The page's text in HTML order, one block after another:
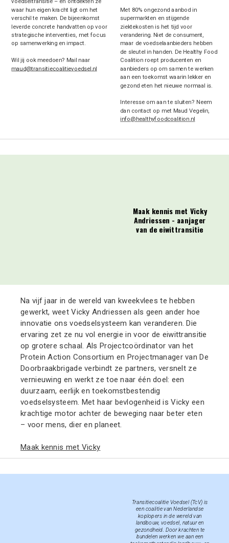
waar hun eigen kracht ligt om het
verschil te maken. De bijeenkomst
leverde concrete handvatten op voor
strategische interventies, met focus
op samenwerking en impact.
Wil jij ook meedoen? Mail naar
maud@transitiecoalitievoedsel.nl
Met 80% ongezond aanbod in
supermarkten en stijgende
ziektekosten is het tijd voor
verandering. Niet de consument,
maar de voedselaanbieders hebben
de sleutel in handen. De Healthy Food
Coalition roept producenten en
aanbieders op om samen te werken
aan een toekomst waarin lekker en
gezond eten het nieuwe normaal is.
Interesse om aan te sluiten? Neem
dan contact op met Maud Vegelin,
info@healthyfoodcoalition.nl
Maak kennis met Vicky
Andriessen - aanjager
van de eiwittransitie
Na vijf jaar in de wereld van kweekvlees te hebben
gewerkt, weet Vicky Andriessen als geen ander hoe
innovatie ons voedselsysteem kan veranderen. Die
ervaring zet ze nu vol energie in voor de eiwittransitie
op grotere schaal. Als Projectcoördinator van het
Protein Action Consortium en Projectmanager van De
Doorbraakbrigade verbindt ze partners, versnelt ze
vernieuwing en werkt ze toe naar één doel: een
duurzaam, eerlijk en toekomstbestendig
voedselsysteem. Met haar bevlogenheid is Vicky een
krachtige motor achter de beweging naar beter eten
– voor mens, dier en planeet.
Maak kennis met Vicky
Transitiecoalitie Voedsel (TcV) is
een coalitie van Nederlandse
koplopers in de wereld van
landbouw, voedsel, natuur en
gezondheid. Door krachten te
bundelen werken we aan een